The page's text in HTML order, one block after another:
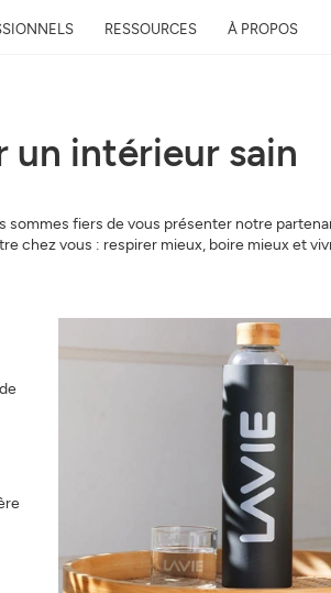
RESSOURCES À PROPOS
un intérieur sain
fiers de vous présenter notre
chez vous : respirer mieux, boire mieux et
près de chez vous en 24h
la qualité de l’air autour de votre domicile,
FERMER